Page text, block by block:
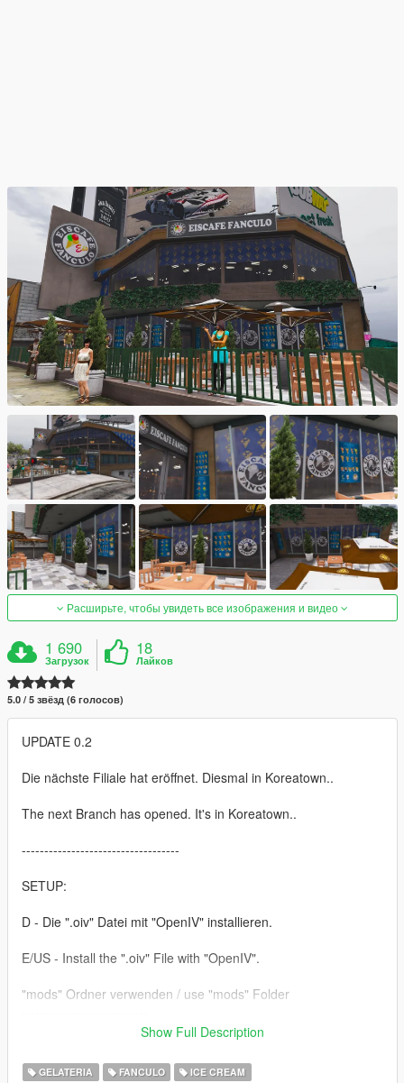
Расширьте, чтобы увидеть все изображения и видео
1 690
Загрузок
18
Лайков
5.0 / 5 звёзд (6 голосов)
UPDATE 0.2
Die nächste Filiale hat eröffnet. Diesmal in Koreatown..
The next Branch has opened. It's in Koreatown..
-----------------------------------
SETUP:
D - Die ".oiv" Datei mit "OpenIV" installieren.
E/US - Install the ".oiv" File with "OpenIV".
"mods" Ordner verwenden / use "mods" Folder
https://www.facebook.com/TheRemyMods/
Show Full Description
GELATERIA FANCULO ICE CREAM